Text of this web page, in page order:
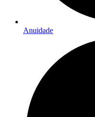
Anuidade